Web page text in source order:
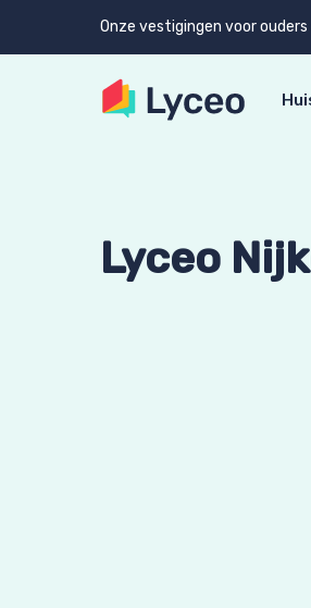
Onze vestigingen voor ouders
Lyceo